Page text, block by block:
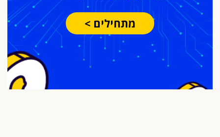
מתחילים >